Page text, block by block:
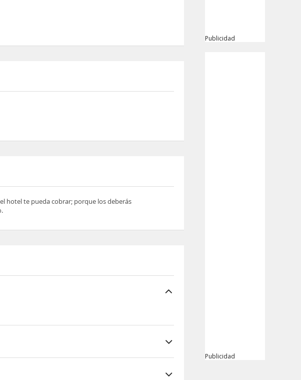
hotel te pueda cobrar; porque los deberás
Publicidad
Publicidad